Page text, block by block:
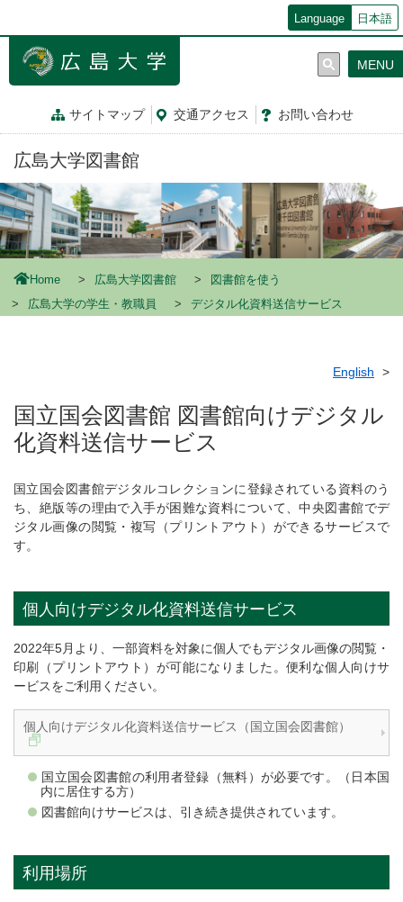
ン
動
Language 日本語
サイトマップ 交通アクセス お問い合わせ
MENU
広島大学図書館
Home 広島大学図書館
図書館を使う
広島大学の学生・教職員
デジタル化資料送信サービス
English
国立国会図書館 図書館向けデジタル
化資料送信サービス
国立国会図書館デジタルコレクションに登録されている資料のう
ち、絶版等の理由で入手が困難な資料について、中央図書館でデ
ジタル画像の閲覧・複写（プリントアウト）ができるサービスで
す。
個人向けデジタル化資料送信サービス
2022年5月より、一部資料を対象に個人でもデジタル画像の閲覧・
印刷（プリントアウト）が可能になりました。便利な個人向けサ
ービスをご利用ください。
個人向けデジタル化資料送信サービス（国立国会図書館）
国立国会図書館の利用者登録（無料）が必要です。（日本国
内に居住する方）
図書館向けサービスは、引き続き提供されています。
利用場所